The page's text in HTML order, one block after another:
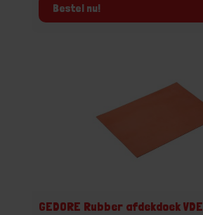
Bestel nu!
GEDORE Rubber afdekdoek VDE